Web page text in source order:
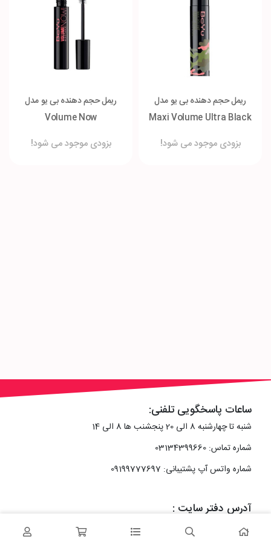
ریمل حجم دهنده بی یو مدل
Maxi Volume Ultra Black
بزودی موجود می شود!
ریمل حجم دهنده بی یو مدل
Volume Now
بزودی موجود می شود!
ساعات پاسخگویی تلفنی:
شنبه تا چهارشنبه 8 الی 20 پنجشنب ها 8 الی 14
شماره تماس: 03134399660
شماره واتس آپ پشتیبانی: 09199777697
آدرس دفتر سایت :
اصفهان، خیابان رزمندگان، کوچه شماره سه فرعی 2 پلاک 10